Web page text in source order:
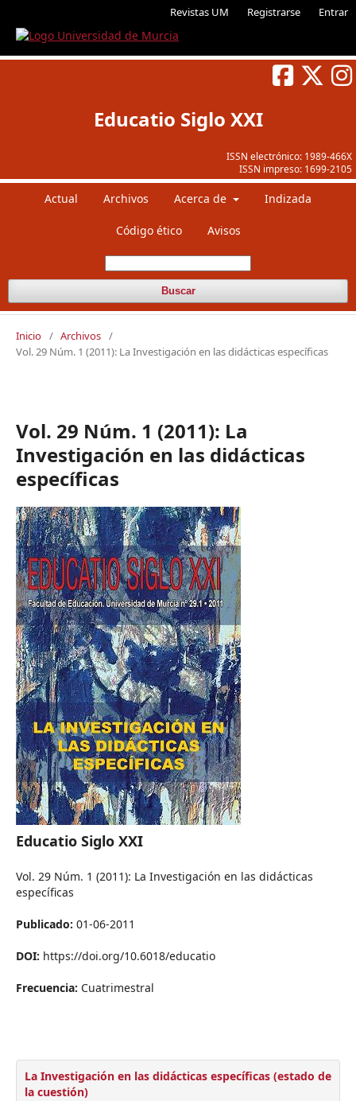
Revistas UM Registrarse Entrar
ISSN electrónico: 1989-466X
ISSN impreso: 1699-2105
Educatio Siglo XXI
Actual Archivos Acerca de Indizada
Código ético Avisos
Buscar
Inicio / Archivos /
Vol. 29 Núm. 1 (2011): La Investigación en las didácticas específicas
Vol. 29 Núm. 1 (2011): La
Investigación en las didácticas
específicas
Educatio Siglo XXI
Vol. 29 Núm. 1 (2011): La Investigación en las didácticas
específicas
Publicado: 01-06-2011
DOI: https://doi.org/10.6018/educatio
Frecuencia: Cuatrimestral
La Investigación en las didácticas específicas (estado de
la cuestión)